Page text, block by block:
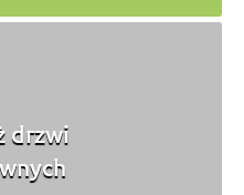
drzwi